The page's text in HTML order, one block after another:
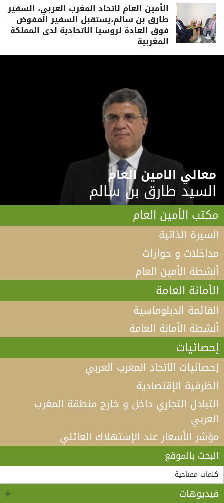
الأمين العام لاتحاد المغرب العربي، السفير
طارق بن سالم،يستقبل السفير المفوض
فوق العادة لروسيا الاتحادية لدى المملكة
المغربية
معالي الامين العام
السيد طارق بن سالم
مكتب الأمين العام
السيرة الذاتية
مداخلات و حوارات
أنشطة الأمين العام
الأمانة العامة
القائمة الدبلوماسية
أنشطة الأمانة العامة
إحصائيات
إحصائيات الاتحاد المغرب العربي
الظرفية الإقتصادية
التبادل التجاري داخل و خارج منطقة المغرب
العربي
مؤشر الأسعار عند الإستهلاك العائلي
البحث بالموقع
فيديوهات
لقاء الأمين العام لاتحاد المغرب العربي، السيد طارق بن
سالم.بالسيد وزير الشؤون الخارجية والجالية الوطنية
بالخارج، السيد أحمد عطاف
فيديو كلمة الأمين العام لاتحاد المغرب العربي أ.د الطيب
البكوش في الندوة الخامسة التي تنظمها منظمة
“مادثينك” MedThink 5+5 حول موضوع:”أي آفاق لحوار
5+5 متوسط متحول؟ تأقلم مشترك مع واقع ما بعد جائحة
كوفيد 19 “